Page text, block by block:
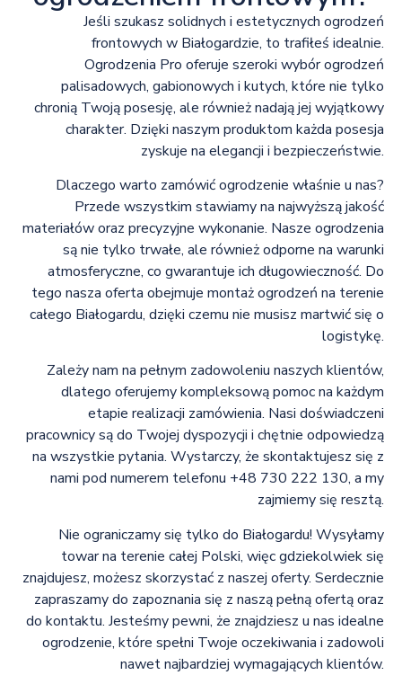
Jeśli szukasz solidnych i estetycznych ogrodzeń
frontowych w Białogardzie, to trafiłeś idealnie.
Ogrodzenia Pro oferuje szeroki wybór ogrodzeń
palisadowych, gabionowych i kutych, które nie tylko
chronią Twoją posesję, ale również nadają jej wyjątkowy
charakter. Dzięki naszym produktom każda posesja
zyskuje na elegancji i bezpieczeństwie.
Dlaczego warto zamówić ogrodzenie właśnie u nas?
Przede wszystkim stawiamy na najwyższą jakość
materiałów oraz precyzyjne wykonanie. Nasze ogrodzenia
są nie tylko trwałe, ale również odporne na warunki
atmosferyczne, co gwarantuje ich długowieczność. Do
tego nasza oferta obejmuje montaż ogrodzeń na terenie
całego Białogardu, dzięki czemu nie musisz martwić się o
logistykę.
Zależy nam na pełnym zadowoleniu naszych klientów,
dlatego oferujemy kompleksową pomoc na każdym
etapie realizacji zamówienia. Nasi doświadczeni
pracownicy są do Twojej dyspozycji i chętnie odpowiedzą
na wszystkie pytania. Wystarczy, że skontaktujesz się z
nami pod numerem telefonu +48 730 222 130, a my
zajmiemy się resztą.
Nie ograniczamy się tylko do Białogardu! Wysyłamy
towar na terenie całej Polski, więc gdziekolwiek się
znajdujesz, możesz skorzystać z naszej oferty. Serdecznie
zapraszamy do zapoznania się z naszą pełną ofertą oraz
do kontaktu. Jesteśmy pewni, że znajdziesz u nas idealne
ogrodzenie, które spełni Twoje oczekiwania i zadowoli
nawet najbardziej wymagających klientów.